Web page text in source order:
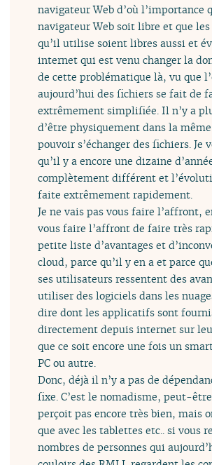
navigateur Web d’où l’importance
navigateur Web soit libre et que
qu’il utilise soient libres aussi et
internet qui est venu changer la
de cette problématique là, vu que
aujourd’hui des fichiers se fait de
extrêmement simplifiée. Il n’y a
d’être physiquement dans la
pouvoir s’échanger des fichiers. Je
qu’il y a encore une dizaine
complètement différent et
faite extrêmement rapidement.
Je ne vais pas vous faire l’affront,
vous faire l’affront de faire très
petite liste d’avantages et
cloud, parce qu’il y en a et parce
ses utilisateurs ressentent des
utiliser des logiciels dans les
dire dont les applicatifs sont
directement depuis internet sur
que ce soit encore une fois un
PC ou autre.
Donc, déjà il n’y a pas de
fixe. C’est le nomadisme, peut-être
perçoit pas encore très bien, mais
que avec les tablettes etc.. si vous
nombres de personnes qui